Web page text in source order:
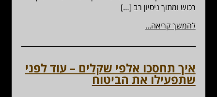
רכוש ומתוך ניסיון רב […]
להמשך קריאה...
איך תחסכו אלפי שקלים – עוד לפני
שתפעילו את הביטוח